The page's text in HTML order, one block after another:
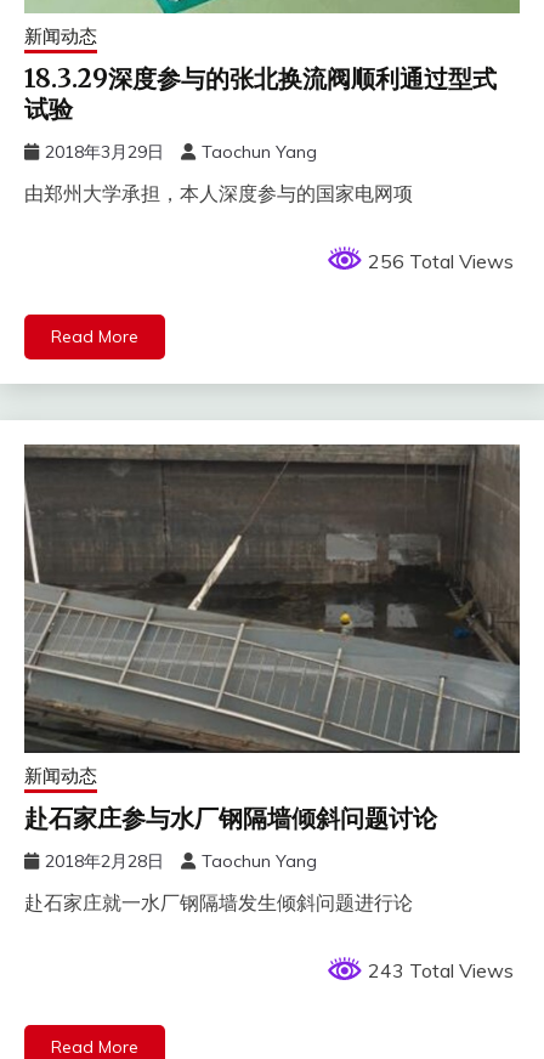
新闻动态
18.3.29深度参与的张北换流阀顺利通过型式
试验
2018年3月29日 Taochun Yang
由郑州大学承担，本人深度参与的国家电网项
256 Total Views
Read More
新闻动态
赴石家庄参与水厂钢隔墙倾斜问题讨论
2018年2月28日 Taochun Yang
赴石家庄就一水厂钢隔墙发生倾斜问题进行论
243 Total Views
Read More